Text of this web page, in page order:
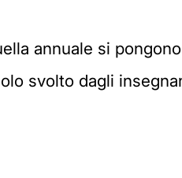
annuale si
svolto dagli